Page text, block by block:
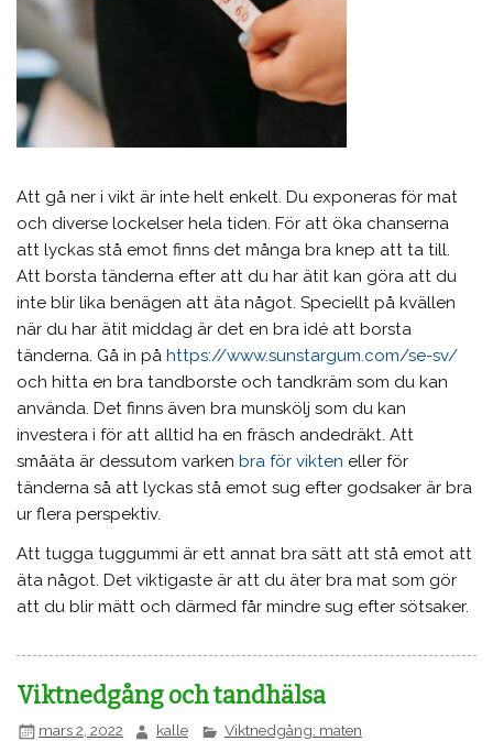
Att gå ner i vikt är inte helt enkelt. Du exponeras för mat
och diverse lockelser hela tiden. För att öka chanserna
att lyckas stå emot finns det många bra knep att ta till.
Att borsta tänderna efter att du har ätit kan göra att du
inte blir lika benägen att äta något. Speciellt på kvällen
när du har ätit middag är det en bra idé att borsta
tänderna. Gå in påhttps://www.sunstargum.com/se-sv/
och hitta en bra tandborste och tandkräm som du kan
använda. Det finns även bra munskölj som du kan
investera i för att alltid ha en fräsch andedräkt. Att
småäta är dessutom varkenbra för vikten eller för
tänderna så att lyckas stå emot sug efter godsaker är bra
ur flera perspektiv.
Att tugga tuggummi är ett annat bra sätt att stå emot att
äta något. Det viktigaste är att du äter bra mat som gör
att du blir mätt och därmed får mindre sug efter sötsaker.
Viktnedgång och tandhälsa
mars 2, 2022 kalle Viktnedgång: maten